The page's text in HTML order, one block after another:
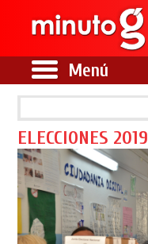
Menú
ELECCIONES 2019